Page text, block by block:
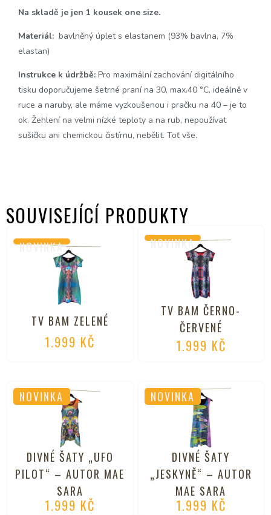
Na skladě je jen 1 kousek one size.
Materiál: bavlněný úplet s elastanem (93% bavlna, 7%
elastan)
Instrukce k údržbě: Pro maximální zachování digitálního
tisku doporučujeme šetrné praní na 30, max.40 °C, ideálně v
ruce a naruby, ale máme vyzkoušenou i pračku na 40 – je to
ok. Žehlení na velmi nízké teploty a na rub, nepoužívat
sušičku ani chemickou čistírnu, nebělit. Toť vše.
SOUVISEJÍCÍ PRODUKTY
NOVINKA
TV BAM ZELENÉ
1.999 KČ
NOVINKA
TV BAM ČERNO-
ČERVENÉ
1.999 KČ
NOVINKA
DIVNÉ ŠATY „UFO
PILOT“ – AUTOR MAE
SARA
1.999 KČ
NOVINKA
DIVNÉ ŠATY
„JESKYNĚ“ – AUTOR
MAE SARA
1.999 KČ